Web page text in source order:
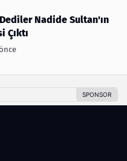
Nadide Sultan'ın
Çıktı